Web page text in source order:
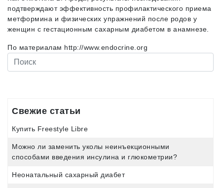
подтверждают эффективность профилактического приема
метформина и физических упражнений после родов у
женщин с гестационным сахарным диабетом в анамнезе.
По материалам http://www.endocrine.org
Свежие статьи
Купить Freestyle Libre
Можно ли заменить уколы неинъекционными
способами введения инсулина и глюкометрии?
Неонатальный сахарный диабет